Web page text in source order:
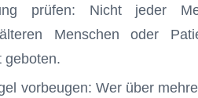
prüfen: Nicht jeder
Menschen oder
geboten.
vorbeugen: Wer über